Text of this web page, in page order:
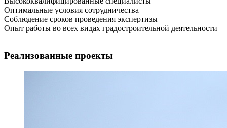
Оптимальные условия сотрудничества
Соблюдение сроков проведения экспертизы
Опыт работы во всех видах градостроительной деятельности
Реализованные проекты